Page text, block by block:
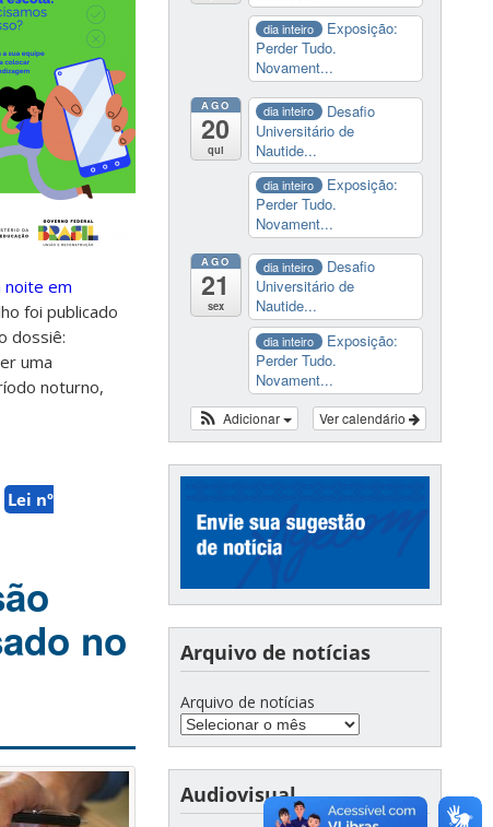
noite em
foi publicado
dossiê:
uma
noturno,
Lei nº
no
dia inteiro
Exposição:
Perder Tudo.
Novament...
AGO
20
qui
dia inteiro
Desafio
Universitário de
Nautide...
dia inteiro
Exposição:
Perder Tudo.
Novament...
AGO
21
sex
dia inteiro
Desafio
Universitário de
Nautide...
dia inteiro
Exposição:
Perder Tudo.
Novament...
Ver calendário
Adicionar
Arquivo de notícias
Arquivo de notícias
Audiovisual